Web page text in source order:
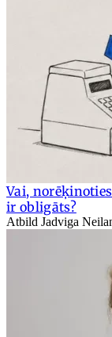
Vai,
ir obligāts?
Atbild Jadviga